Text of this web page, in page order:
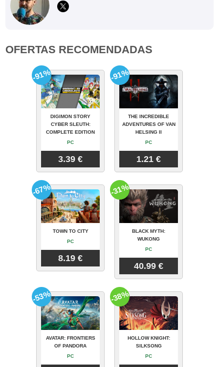
OFERTAS RECOMENDADAS
DIGIMON STORY
CYBER SLEUTH:
COMPLETE EDITION
PC
3.39 €
-91%
THE INCREDIBLE
ADVENTURES OF VAN
HELSING II
PC
1.21 €
-91%
TOWN TO CITY
PC
8.19 €
-67%
BLACK MYTH:
WUKONG
PC
40.99 €
-31%
AVATAR: FRONTIERS
OF PANDORA
PC
-53%
HOLLOW KNIGHT:
SILKSONG
PC
-38%